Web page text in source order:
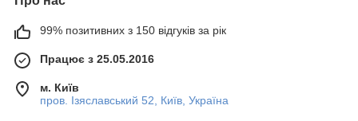
99% позитивних з 150 відгуків за рік
Працює з 25.05.2016
м. Київ
пров. Ізяславський 52, Київ, Україна